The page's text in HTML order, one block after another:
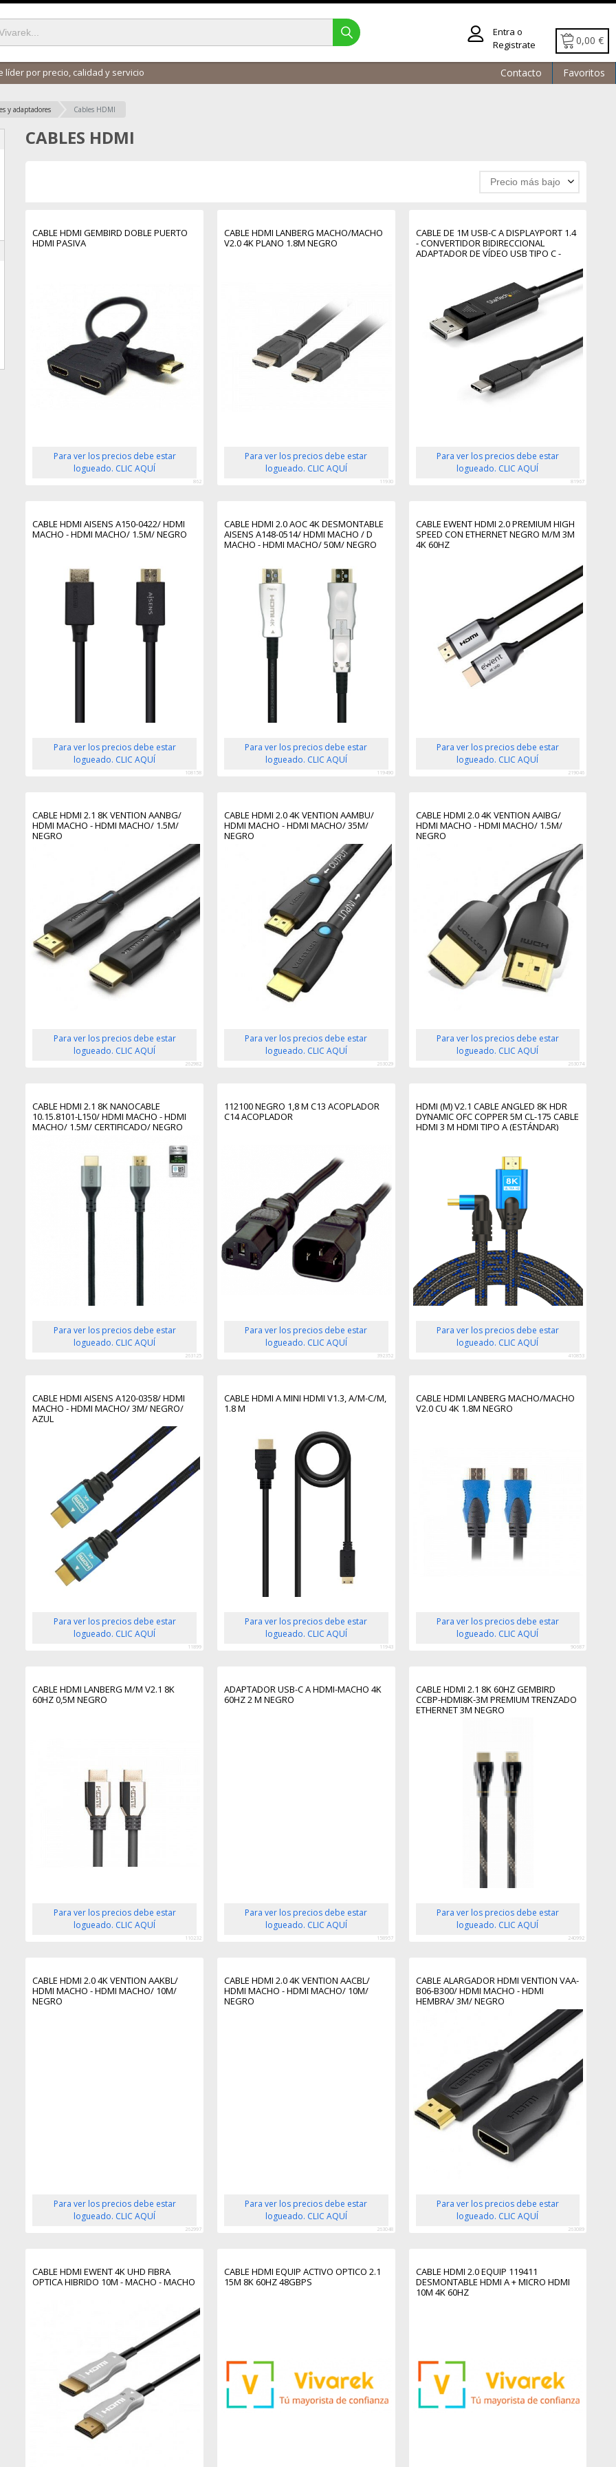
0,00 €
Entra o
Registrate
líder por precio, calidad y servicio Contacto Favoritos
y adaptadores Cables HDMI
CABLES HDMI
Precio más bajo
CABLE HDMI GEMBIRD DOBLE PUERTO
HDMI PASIVA
Para ver los precios debe estar
logueado. CLIC AQUÍ
862
CABLE HDMI LANBERG MACHO/MACHO
V2.0 4K PLANO 1.8M NEGRO
Para ver los precios debe estar
logueado. CLIC AQUÍ
11930
CABLE DE 1M USB-C A DISPLAYPORT 1.4
- CONVERTIDOR BIDIRECCIONAL
ADAPTADOR DE VÍDEO USB TIPO C -
Para ver los precios debe estar
logueado. CLIC AQUÍ
81967
CABLE HDMI AISENS A150-0422/ HDMI
MACHO - HDMI MACHO/ 1.5M/ NEGRO
Para ver los precios debe estar
logueado. CLIC AQUÍ
108158
CABLE HDMI 2.0 AOC 4K DESMONTABLE
AISENS A148-0514/ HDMI MACHO / D
MACHO - HDMI MACHO/ 50M/ NEGRO
Para ver los precios debe estar
logueado. CLIC AQUÍ
119490
CABLE EWENT HDMI 2.0 PREMIUM HIGH
SPEED CON ETHERNET NEGRO M/M 3M
4K 60HZ
Para ver los precios debe estar
logueado. CLIC AQUÍ
219046
CABLE HDMI 2.1 8K VENTION AANBG/
HDMI MACHO - HDMI MACHO/ 1.5M/
NEGRO
Para ver los precios debe estar
logueado. CLIC AQUÍ
262982
CABLE HDMI 2.0 4K VENTION AAMBU/
HDMI MACHO - HDMI MACHO/ 35M/
NEGRO
Para ver los precios debe estar
logueado. CLIC AQUÍ
263029
CABLE HDMI 2.0 4K VENTION AAIBG/
HDMI MACHO - HDMI MACHO/ 1.5M/
NEGRO
Para ver los precios debe estar
logueado. CLIC AQUÍ
263074
CABLE HDMI 2.1 8K NANOCABLE
10.15.8101-L150/ HDMI MACHO - HDMI
MACHO/ 1.5M/ CERTIFICADO/ NEGRO
Para ver los precios debe estar
logueado. CLIC AQUÍ
263125
112100 NEGRO 1,8 M C13 ACOPLADOR
C14 ACOPLADOR
Para ver los precios debe estar
logueado. CLIC AQUÍ
392352
HDMI (M) V2.1 CABLE ANGLED 8K HDR
DYNAMIC OFC COPPER 5M CL-175 CABLE
HDMI 3 M HDMI TIPO A (ESTÁNDAR)
Para ver los precios debe estar
logueado. CLIC AQUÍ
410853
CABLE HDMI AISENS A120-0358/ HDMI
MACHO - HDMI MACHO/ 3M/ NEGRO/
AZUL
Para ver los precios debe estar
logueado. CLIC AQUÍ
11899
CABLE HDMI A MINI HDMI V1.3, A/M-C/M,
1.8 M
Para ver los precios debe estar
logueado. CLIC AQUÍ
11943
CABLE HDMI LANBERG MACHO/MACHO
V2.0 CU 4K 1.8M NEGRO
Para ver los precios debe estar
logueado. CLIC AQUÍ
90687
CABLE HDMI LANBERG M/M V2.1 8K
60HZ 0,5M NEGRO
Para ver los precios debe estar
logueado. CLIC AQUÍ
110232
ADAPTADOR USB-C A HDMI-MACHO 4K
60HZ 2 M NEGRO
Para ver los precios debe estar
logueado. CLIC AQUÍ
158957
CABLE HDMI 2.1 8K 60HZ GEMBIRD
CCBP-HDMI8K-3M PREMIUM TRENZADO
ETHERNET 3M NEGRO
Para ver los precios debe estar
logueado. CLIC AQUÍ
240992
CABLE HDMI 2.0 4K VENTION AAKBL/
HDMI MACHO - HDMI MACHO/ 10M/
NEGRO
Para ver los precios debe estar
logueado. CLIC AQUÍ
262997
CABLE HDMI 2.0 4K VENTION AACBL/
HDMI MACHO - HDMI MACHO/ 10M/
NEGRO
Para ver los precios debe estar
logueado. CLIC AQUÍ
263048
CABLE ALARGADOR HDMI VENTION VAA-
B06-B300/ HDMI MACHO - HDMI
HEMBRA/ 3M/ NEGRO
Para ver los precios debe estar
logueado. CLIC AQUÍ
263089
CABLE HDMI EWENT 4K UHD FIBRA
OPTICA HIBRIDO 10M - MACHO - MACHO
CABLE HDMI EQUIP ACTIVO OPTICO 2.1
15M 8K 60HZ 48GBPS
CABLE HDMI 2.0 EQUIP 119411
DESMONTABLE HDMI A + MICRO HDMI
10M 4K 60HZ